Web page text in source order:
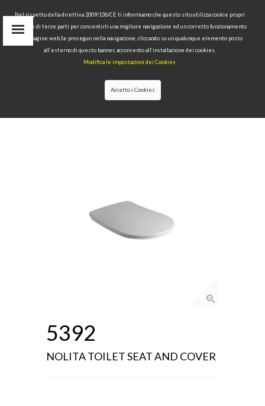
COLLECTIONS>NOLITA>NOLITA TOILET
SEAT AND COVER
5392
NOLITA TOILET SEAT AND COVER
Nel rispetto della direttiva 2009/136/CE ti informiamo che questo sito utilizza cookie propri
tecnici e di terze parti per consentirti una migliore navigazione ed un corretto funzionamento
delle pagine web.Se proseguo nella navigazione, cliccando su un qualunque elemento posto
all’esterno di questo banner, acconsento all’installazione dei cookies.
Modifica le impostazioni dei Cookies
Accetto i Cookies